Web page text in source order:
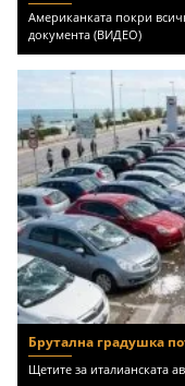
Американката покри
документа (ВИДЕО)
Брутална градушка
Щетите за италианската